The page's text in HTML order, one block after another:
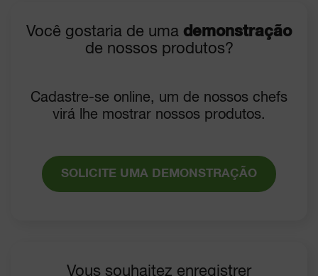
Você gostaria de uma demonstração
de nossos produtos?
Cadastre-se online, um de nossos chefs
virá lhe mostrar nossos produtos.
SOLICITE UMA DEMONSTRAÇÃO
Vous souhaitez enregistrer